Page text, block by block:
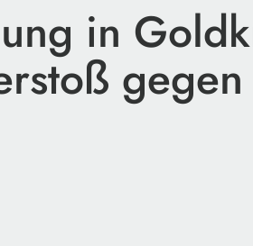
in
gegen